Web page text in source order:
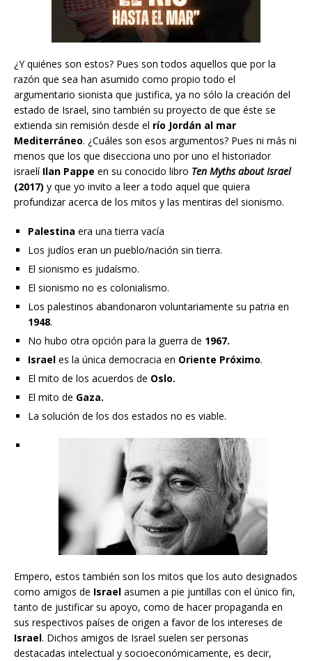
¿Y quiénes son estos? Pues son todos aquellos que por la
razón que sea han asumido como propio todo el
argumentario sionista que justifica, ya no sólo la creación del
estado de Israel, sino también su proyecto de que éste se
extienda sin remisión desde el río Jordán al mar
Mediterráneo. ¿Cuáles son esos argumentos? Pues ni más ni
menos que los que disecciona uno por uno el historiador
israelíIlan Pappe en su conocido libro Ten Myths about Israel
(2017) y que yo invito a leer a todo aquel que quiera
profundizar acerca de los mitos y las mentiras del sionismo.
Palestina era una tierra vacía
Los judíos eran un pueblo/nación sin tierra.
El sionismo es judaísmo.
El sionismo no es colonialismo.
Los palestinos abandonaron voluntariamente su patria en
1948.
No hubo otra opción para la guerra de 1967.
Israel es la única democracia en Oriente Próximo.
El mito de los acuerdos de Oslo.
El mito de Gaza.
La solución de los dos estados no es viable.
Empero, estos también son los mitos que los auto designados
como amigos de Israel asumen a pie juntillas con el único fin,
tanto de justificar su apoyo, como de hacer propaganda en
sus respectivos países de origen a favor de los intereses de
Israel. Dichos amigos de Israel suelen ser personas
destacadas intelectual y socioeconómicamente, es decir,